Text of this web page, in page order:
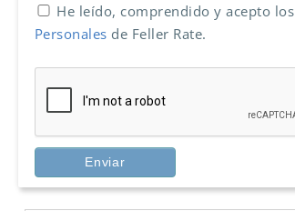
He leído, comprendido y acepto los
Personales de Feller Rate.